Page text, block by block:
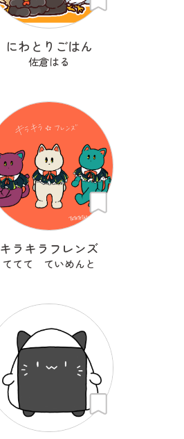
にわとりごはん
佐倉はる
キラキラフレンズ
ててて ていめんと